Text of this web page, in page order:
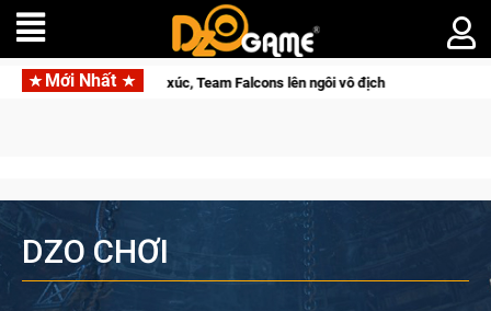
Mới Nhất
lên ngôi vô địch Medal Hunter: Game bắn súng PvP tọa
DZO CHƠI